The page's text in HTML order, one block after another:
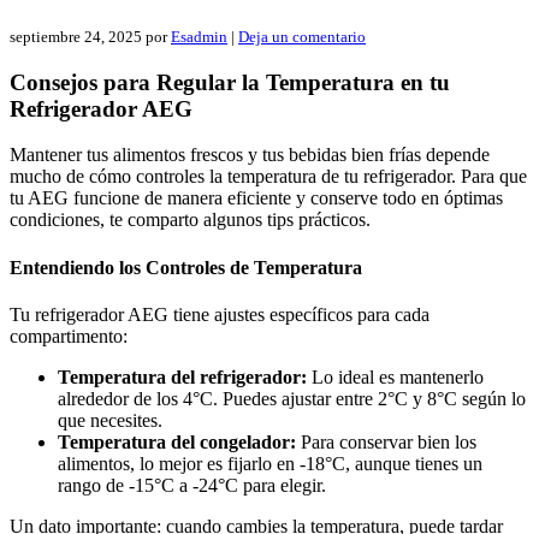
septiembre 24, 2025 porEsadmin | Deja un comentario
Consejos para Regular la Temperatura en tu
Refrigerador AEG
Mantener tus alimentos frescos y tus bebidas bien frías depende
mucho de cómo controles la temperatura de tu refrigerador. Para que
tu AEG funcione de manera eficiente y conserve todo en óptimas
condiciones, te comparto algunos tips prácticos.
Entendiendo los Controles de Temperatura
Tu refrigerador AEG tiene ajustes específicos para cada
compartimento:
Temperatura del refrigerador: Lo ideal es mantenerlo
alrededor de los 4°C. Puedes ajustar entre 2°C y 8°C según lo
que necesites.
Temperatura del congelador: Para conservar bien los
alimentos, lo mejor es fijarlo en -18°C, aunque tienes un
rango de -15°C a -24°C para elegir.
Un dato importante: cuando cambies la temperatura, puede tardar